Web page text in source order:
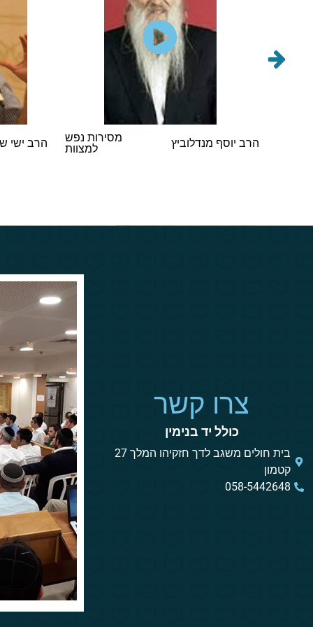
הרב יוסף מנדלוביץ
מסירות נפש
למצוות
הרב ישי
צרו קשר
כולל יד בנימין
בית חולים משגב לדך חזקיהו המלך 27
קטמון
058-5442648